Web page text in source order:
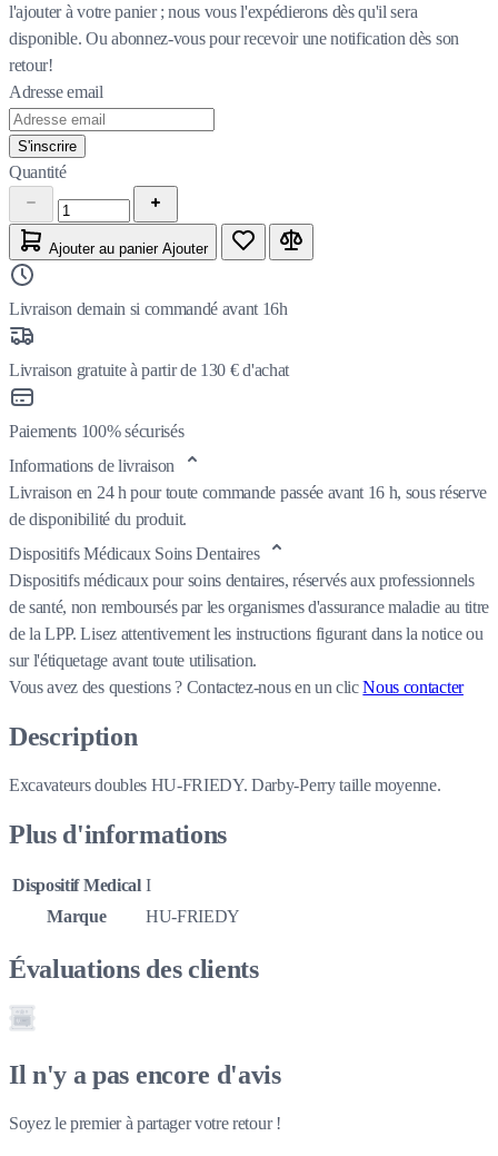
l'ajouter à votre panier ; nous vous l'expédierons dès qu'il sera
disponible. Ou abonnez-vous pour recevoir une notification dès son
retour!
Adresse email
S'inscrire
Quantité
Ajouter au panier Ajouter
Livraison demain si commandé avant 16h
Livraison gratuite à partir de 130 € d'achat
Paiements 100% sécurisés
Informations de livraison
Livraison en 24 h pour toute commande passée avant 16 h, sous réserve
de disponibilité du produit.
Dispositifs Médicaux Soins Dentaires
Dispositifs médicaux pour soins dentaires, réservés aux professionnels
de santé, non remboursés par les organismes d'assurance maladie au titre
de la LPP. Lisez attentivement les instructions figurant dans la notice ou
sur l'étiquetage avant toute utilisation.
Vous avez des questions ? Contactez-nous en un clicNous contacter
Description
Excavateurs doubles HU-FRIEDY. Darby-Perry taille moyenne.
Plus d'informations
Dispositif Medical I
Marque
HU-FRIEDY
Évaluations des clients
Il n'y a pas encore d'avis
Soyez le premier à partager votre retour !